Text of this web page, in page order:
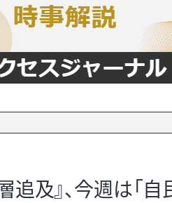
及』、今週は「